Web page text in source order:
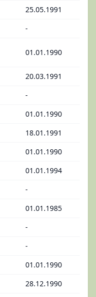
25.05.1991
-
01.01.1990
20.03.1991
-
01.01.1990
18.01.1991
01.01.1990
01.01.1994
-
01.01.1985
-
-
01.01.1990
28.12.1990